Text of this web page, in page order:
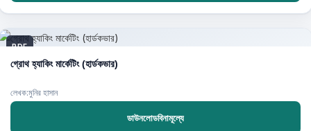
PDF
গ্রোথ হ্যাকিং মার্কেটিং (হার্ডকভার)
লেখক:মুনির হাসান
ডাউনলোডবিনামূল্যে